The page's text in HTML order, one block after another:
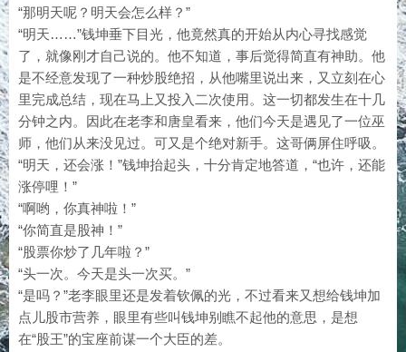
“那明天呢？明天会怎么样？”
“明天……”钱坤垂下目光，他竟然真的开始从内心寻找感觉
了，就像刚才自己说的。他不知道，事后觉得简直有神助。他
是不经意发现了一种炒股绝招，从他嘴里说出来，又立刻在心
里完成总结，现在马上又投入二次使用。这一切都发生在十几
分钟之内。因此在老李和唐皇看来，他们今天是遇见了一位巫
师，他们从来没见过。可又是个绝对新手。这哥俩屏住呼吸。
“明天，还会涨！”钱坤抬起头，十分肯定地答道，“也许，还能
涨停哩！”
“啊哟，你真神啦！”
“你简直是股神！”
“股票你炒了几年啦？”
“头一次。今天是头一次买。”
“是吗？”老李眼里还是发着钦佩的光，不过看来又想给钱坤加
点儿股市营养，眼里有些叫钱坤别瞧不起他的意思，是想
在“股王”的宝座前谋一个大臣的差。